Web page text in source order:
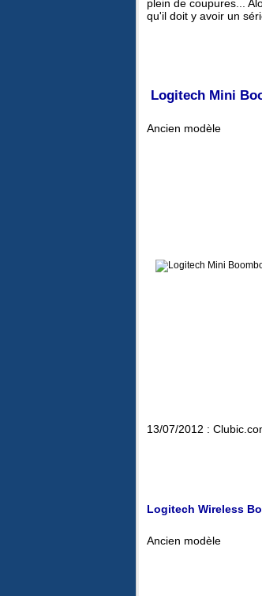
plein de coupures...
qu'il doit y avoir un
Logitech Mini
Ancien modèle
13/07/2012 :
Logitech Wireless
Ancien modèle